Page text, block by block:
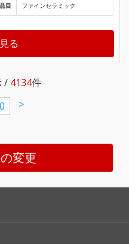
目 ファインセラミック
る
/ 4134件
>
変更